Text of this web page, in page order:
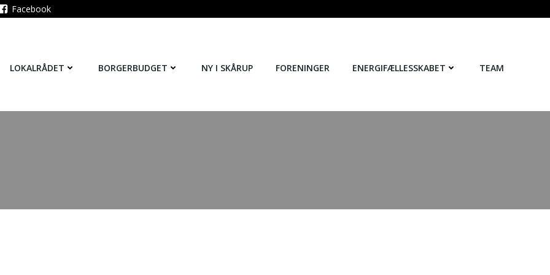
Facebook
LOKALRÅDET BORGERBUDGET NY I SKÅRUP FORENINGER ENERGIFÆLLESSKABET TEAM